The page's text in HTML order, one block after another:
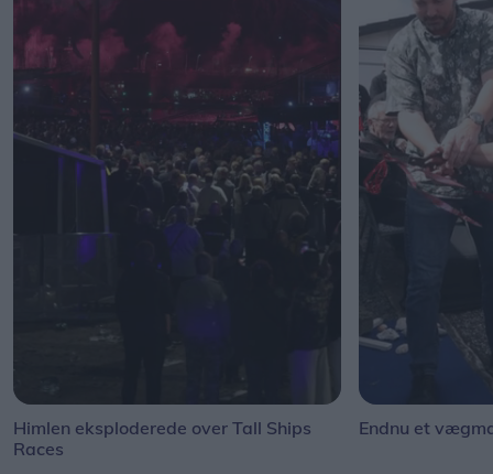
Himlen eksploderede over Tall Ships
Races
Endnu et